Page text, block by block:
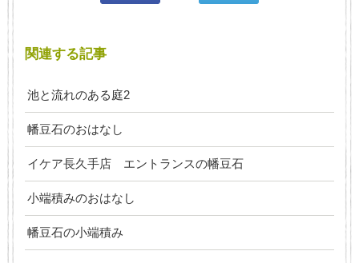
関連する記事
池と流れのある庭2
幡豆石のおはなし
イケア長久手店 エントランスの幡豆石
小端積みのおはなし
幡豆石の小端積み